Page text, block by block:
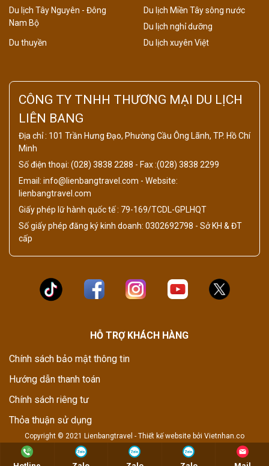
Du lịch Tây Nguyên - Đông
Nam Bộ
Du lịch Miền Tây sông nước
Du lịch nghỉ dưỡng
Du thuyền
Du lịch xuyên Việt
CÔNG TY TNHH THƯƠNG MẠI DU LỊCH
LIÊN BANG
Địa chỉ : 101 Trần Hưng Đạo, Phường Cầu Ông Lãnh, TP. Hồ Chí
Minh
Số điện thoại: (028) 3838 2288 - Fax :(028) 3838 2299
Email: info@lienbangtravel.com - Website:
lienbangtravel.com
Giấy phép lữ hành quốc tế : 79-169/TCDL-GPLHQT
Số giấy phép đăng ký kinh doanh: 0302692798 - Sở KH & ĐT
cấp
HỖ TRỢ KHÁCH HÀNG
Chính sách bảo mật thông tin
Hướng dẫn thanh toán
Chính sách riêng tư
Thỏa thuận sử dụng
Copyright © 2021 Lienbangtravel - Thiết kế website bởi Vietnhan.co